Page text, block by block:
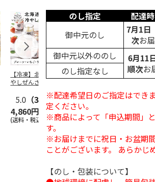
【冷凍】北海道 冷
やしぜんざい 3種6
5.0 （3）
4,860円
(送料・税込)
＜お中元＞東京あん
個入
4.0（1）
2,300円
(送料・税込)
＜お
4.0
(送料
のし指定
配達
御中元のし
7月1日
次お
御中元以外ののし
6月11
順次お
のし指定なし
※配達希望日のご指定はでき
定ください。
※商品によって「申込期間」
す。
※お届けまでに祝日・お盆期
ことがございます。 あらか
【のし・包装について】